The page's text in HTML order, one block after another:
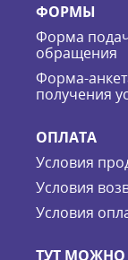
ФОРМЫ
Форма
обращения
Форма-
получения
ОПЛАТА
Условия
Условия
Условия
ТУТ МОЖНО